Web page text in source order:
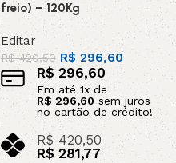
freio) – 120Kg
Editar
R$420,50 R$ 296,60
R$296,60
Em até 1x de
R$ 296,60sem juros
no cartão de crédito!
R$420,50
R$281,77